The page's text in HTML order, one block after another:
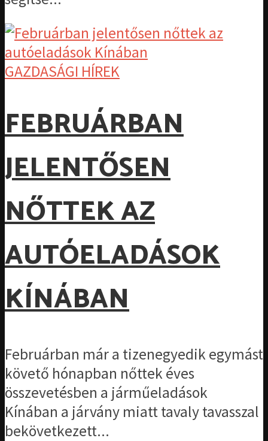
GAZDASÁGI HÍREK
FEBRUÁRBAN
JELENTŐSEN
NŐTTEK AZ
AUTÓELADÁSOK
KÍNÁBAN
Februárban már a tizenegyedik egymást
követő hónapban nőttek éves
összevetésben a járműeladások
Kínában a járvány miatt tavaly tavasszal
bekövetkezett...